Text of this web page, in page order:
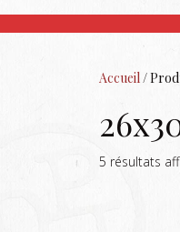
Accueil /
5 résultats